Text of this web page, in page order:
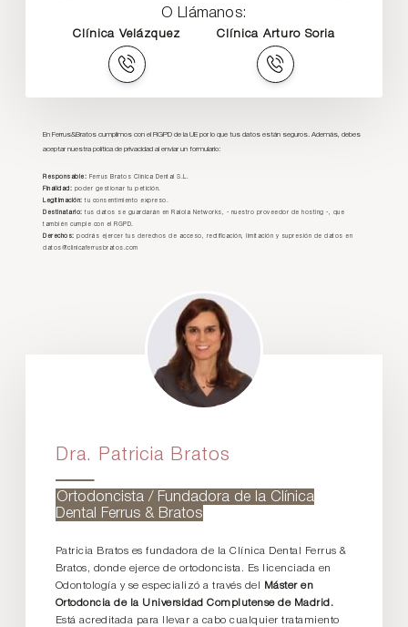
O Llámanos:
Clínica Velázquez Clínica Arturo Soria
En Ferrus&Bratos cumplimos con el RGPD de la UE por lo que tus datos están seguros. Además, debes
aceptar nuestra política de privacidad al enviar un formulario:
Responsable: Ferrus Bratos Clínica Dental S.L.
Finalidad: poder gestionar tu petición.
Legitimación: tu consentimiento expreso.
Destinatario: tus datos se guardarán en Raiola Networks, - nuestro proveedor de hosting -, que
también cumple con el RGPD.
Derechos: podrás ejercer tus derechos de acceso, rectificación, limitación y supresión de datos en
datos@clinicaferrusbratos.com
Dra. Patricia Bratos
Ortodoncista / Fundadora de la Clínica
Dental Ferrus & Bratos
Patricia Bratos es fundadora de la Clínica Dental Ferrus &
Bratos, donde ejerce de ortodoncista. Es licenciada en
Odontología y se especializó a través del
Máster en
Ortodoncia de la Universidad Complutense de Madrid.
Está acreditada para llevar a cabo cualquier tratamiento